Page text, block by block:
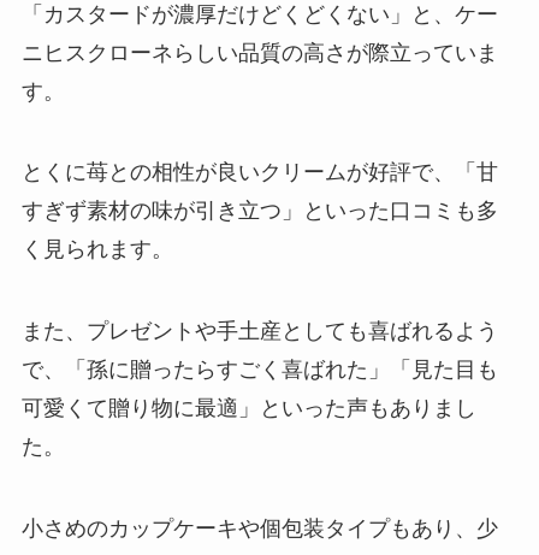
「カスタードが濃厚だけどくどくない」と、ケー
ニヒスクローネらしい品質の高さが際立っていま
す。
とくに苺との相性が良いクリームが好評で、「甘
すぎず素材の味が引き立つ」といった口コミも多
く見られます。
また、プレゼントや手土産としても喜ばれるよう
で、「孫に贈ったらすごく喜ばれた」「見た目も
可愛くて贈り物に最適」といった声もありまし
た。
小さめのカップケーキや個包装タイプもあり、少